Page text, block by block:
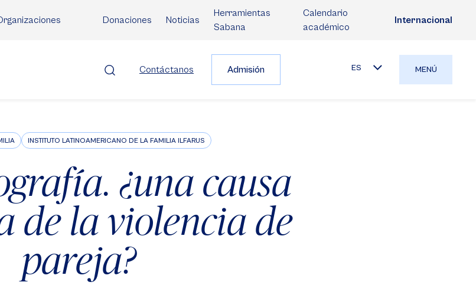
Donaciones Noticias
Herramientas
Sabana
Calendario
académico
Internacional
Contáctanos Admisión ES MENÚ
INSTITUTO LATINOAMERICANO DE LA FAMILIA ILFARUS
¿una causa
de la violencia de
pareja?